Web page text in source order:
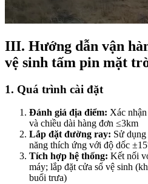
III. Hướng dẫn vận
vệ sinh tấm pin mặt
1. Quá trình cài đặt
Đánh giá địa điểm: Xác
và chiều dài hàng đơn ≤3km
Lắp đặt đường ray: Sử
năng thích ứng với độ dốc
Tích hợp hệ thống: Kết nối
máy; lắp đặt cửa sổ vệ sinh
buổi trưa)